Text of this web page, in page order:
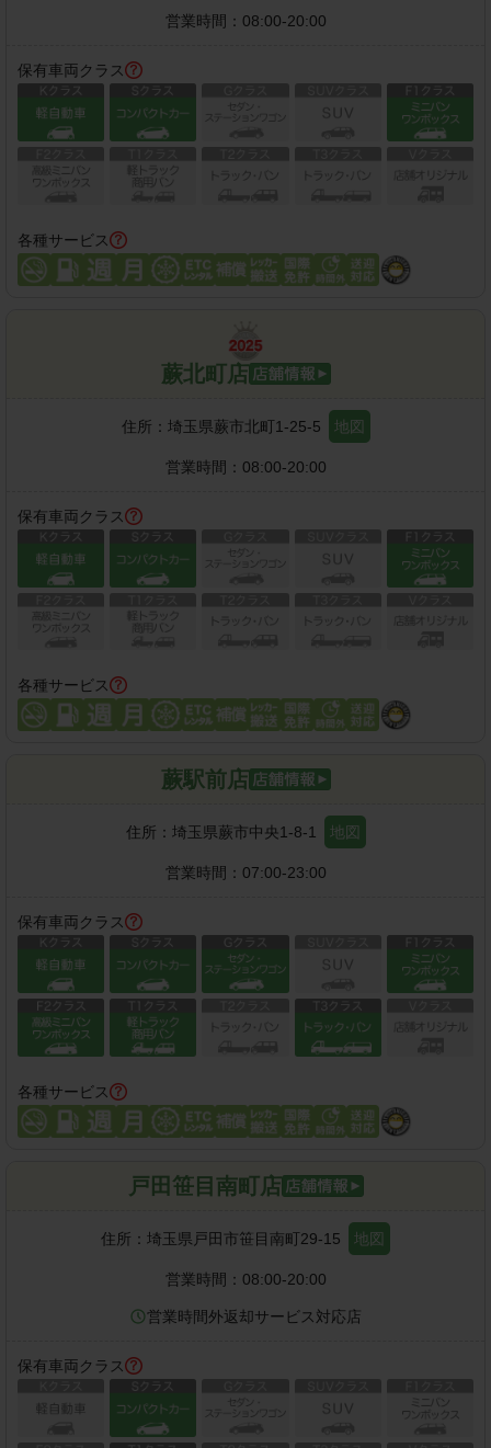
営業時間： 08:00-20:00
保有車両クラス
各種サービス
蕨北町店
住所： 埼玉県蕨市北町1-25-5 地図
営業時間： 08:00-20:00
保有車両クラス
各種サービス
蕨駅前店
住所： 埼玉県蕨市中央1-8-1 地図
営業時間： 07:00-23:00
保有車両クラス
各種サービス
戸田笹目南町店
住所： 埼玉県戸田市笹目南町29-15 地図
営業時間： 08:00-20:00
営業時間外返却サービス対応店
保有車両クラス